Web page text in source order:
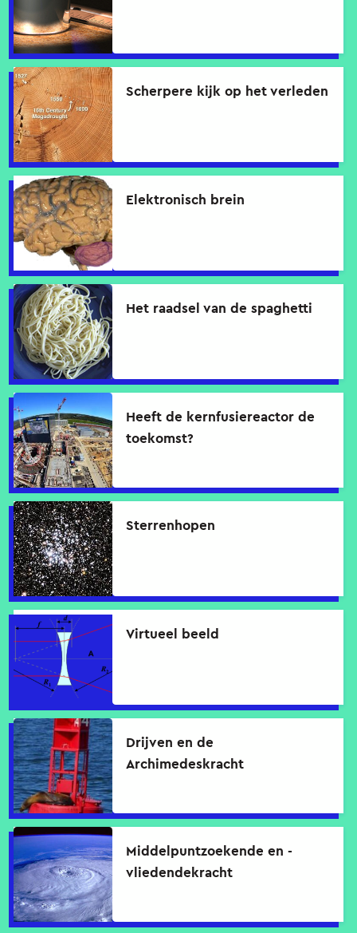
Scherpere kijk op het verleden
Elektronisch brein
Het raadsel van de spaghetti
Heeft de kernfusiereactor de
toekomst?
Sterrenhopen
Virtueel beeld
Drijven en de
Archimedeskracht
Middelpuntzoekende en -
vliedendekracht